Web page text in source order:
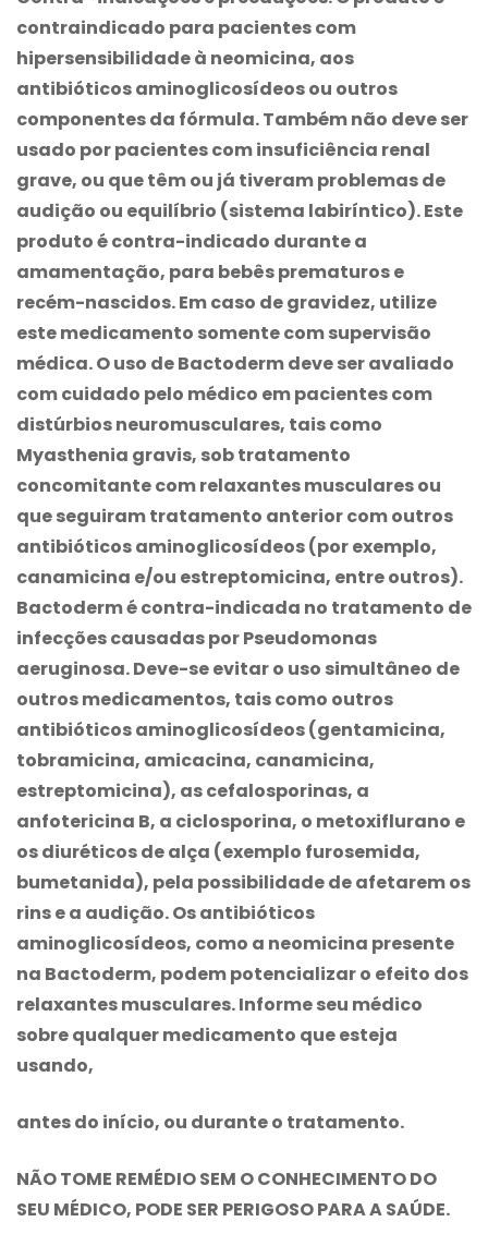
contraindicado para pacientes com
hipersensibilidade à neomicina, aos
antibióticos aminoglicosídeos ou outros
componentes da fórmula. Também não deve ser
usado por pacientes com insuficiência renal
grave, ou que têm ou já tiveram problemas de
audição ou equilíbrio (sistema labiríntico). Este
produto é contra-indicado durante a
amamentação, para bebês prematuros e
recém-nascidos. Em caso de gravidez, utilize
este medicamento somente com supervisão
médica. O uso deBactodermdeve ser avaliado
com cuidado pelo médico em pacientes com
distúrbios neuromusculares, tais como
Myasthenia gravis, sob tratamento
concomitante com relaxantes musculares ou
que seguiram tratamento anterior com outros
antibióticos aminoglicosídeos (por exemplo,
canamicina e/ou estreptomicina, entre outros).
Bactodermé contra-indicada no tratamento de
infecções causadas por Pseudomonas
aeruginosa. Deve-se evitar o uso simultâneo de
outros medicamentos, tais como outros
antibióticos aminoglicosídeos (gentamicina,
tobramicina, amicacina, canamicina,
estreptomicina), as cefalosporinas, a
anfotericina B, a ciclosporina, o metoxiflurano e
os diuréticos de alça (exemplo furosemida,
bumetanida), pela possibilidade de afetarem os
rins e a audição. Os antibióticos
aminoglicosídeos, como a neomicina presente
na Bactoderm, podem potencializar o efeito dos
relaxantes musculares. Informe seu médico
sobre qualquer medicamento que esteja
usando,
antes do início, ou durante o tratamento.
NÃO TOME REMÉDIO SEM O CONHECIMENTO DO
SEU MÉDICO, PODE SER PERIGOSO PARA A SAÚDE.